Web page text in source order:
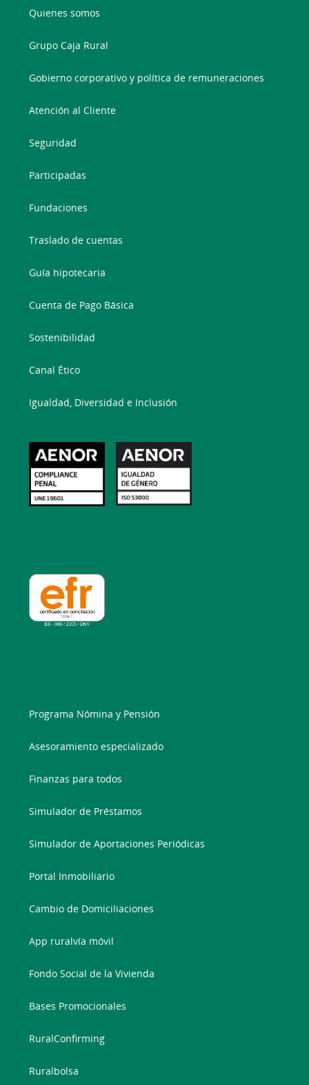
Quienes somos
Grupo Caja Rural
Gobierno corporativo y política de remuneraciones
Atención al Cliente
Seguridad
Participadas
Fundaciones
Traslado de cuentas
Guía hipotecaria
Cuenta de Pago Básica
Sostenibilidad
Canal Ético
Igualdad, Diversidad e Inclusión
Programa Nómina y Pensión
Asesoramiento especializado
Finanzas para todos
Simulador de Préstamos
Simulador de Aportaciones Periódicas
Portal Inmobiliario
Cambio de Domiciliaciones
App ruralvía móvil
Fondo Social de la Vivienda
Bases Promocionales
RuralConfirming
Ruralbolsa